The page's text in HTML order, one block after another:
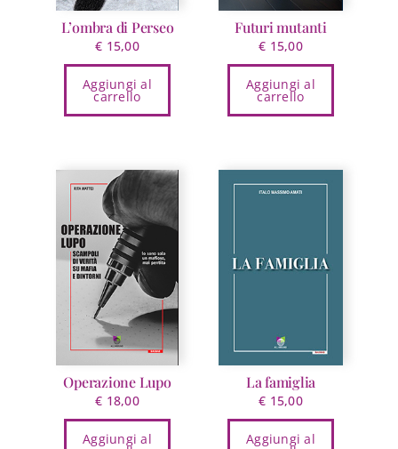
L’ombra di Perseo
€ 15,00
Aggiungi al
carrello
Futuri mutanti
€ 15,00
Aggiungi al
carrello
Operazione Lupo
€ 18,00
Aggiungi al
La famiglia
€ 15,00
Aggiungi al